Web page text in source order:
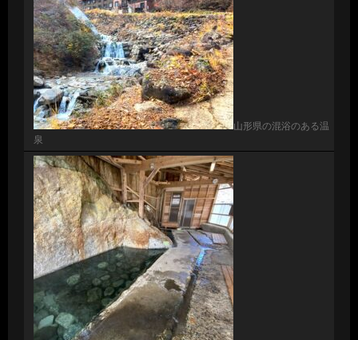
山形県の混浴のある温
泉